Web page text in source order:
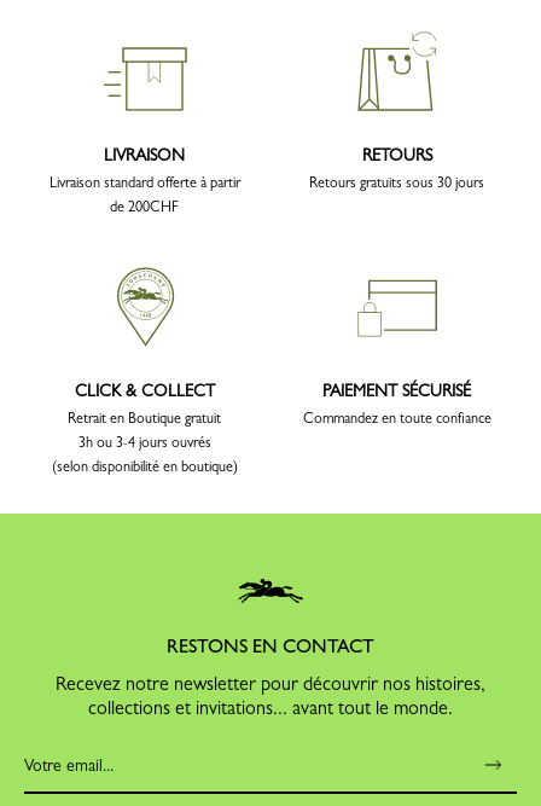
LIVRAISON
Livraison standard offerte à partir
de 200CHF
RETOURS
Retours gratuits sous 30 jours
CLICK & COLLECT
Retrait en Boutique gratuit
3h ou 3-4 jours ouvrés
(selon disponibilité en boutique)
PAIEMENT SÉCURISÉ
Commandez en toute confiance
RESTONS EN CONTACT
Recevez notre newsletter pour découvrir nos histoires,
collections et invitations... avant tout le monde.